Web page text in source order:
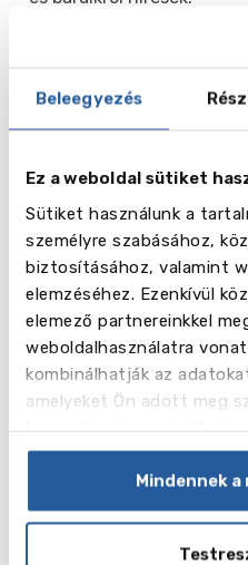
Beleegyezés
Ez a weboldal sütiket
Sütiket használunk a
személyre szabásához,
biztosításához, valamint
elemzéséhez. Ezenkívül
elemező partnereinkkel
weboldalhasználatra
kombinálhatják az
amelyeket Ön adott meg
Mindennek a
vēl
18
Képek
● Acting
● Animation Production